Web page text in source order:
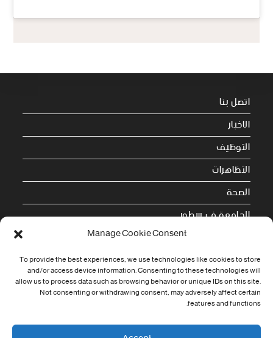
Manage Cookie Consent
To provide the best experiences, we use technologies like cookies to store
and/or access device information. Consenting to these technologies will
allow us to process data such as browsing behavior or unique IDs on this site.
Not consenting or withdrawing consent, may adversely affect certain
features and functions.
اتصل بنا
الاخبار
التوظيف
التظاهرات
الصحة
الجامعة في سطور
Cookie Policy (EU)
معلومات الاتصال
Address:
جامعة العربي التبسي طريق قسنطينة - تبسة